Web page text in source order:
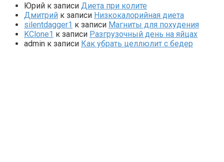
Юрий к записи Диета при колите
Дмитрий к записи Низкокалорийная диета
silentdagger1 к записи Магниты для похудения
KClone1 к записи Разгрузочный день на яйцах
admin к записи Как убрать целлюлит с бедер